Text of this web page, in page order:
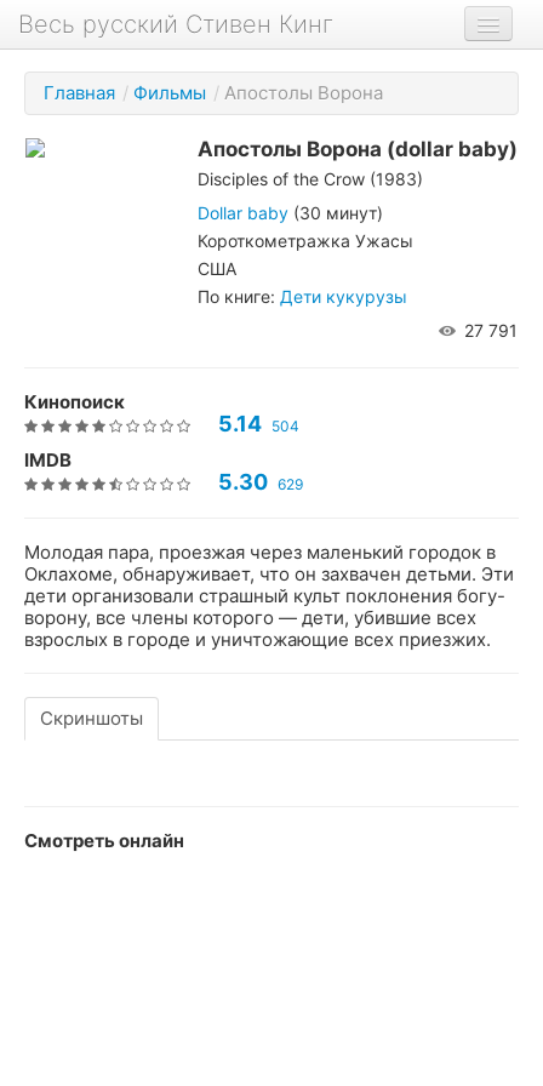
Весь русский Стивен Кинг
Книги
Фильмы
Аудиокниги
Главная / Фильмы / Апостолы Ворона
Апостолы Ворона (dollar baby)
Disciples of the Crow (1983)
Dollar baby (30 минут)
Короткометражка Ужасы
США
По книге: Дети кукурузы
27 791
Кинопоиск
5.14 504
IMDB
5.30 629
Молодая пара, проезжая через маленький городок в
Оклахоме, обнаруживает, что он захвачен детьми. Эти
дети организовали страшный культ поклонения богу-
ворону, все члены которого — дети, убившие всех
взрослых в городе и уничтожающие всех приезжих.
Скриншоты
Смотреть онлайн